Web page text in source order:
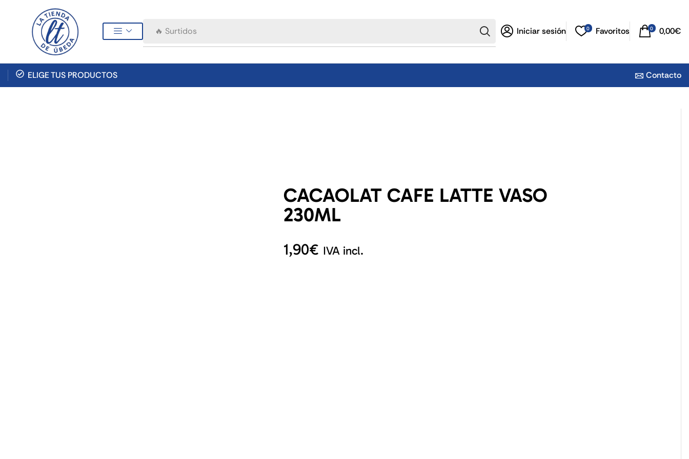
🔥 Surtidos Iniciar sesión 0 Favoritos 0 0,00€
ELIGE TUS PRODUCTOS Contacto
CACAOLAT CAFE LATTE VASO
230ML
1,90€ IVA incl.